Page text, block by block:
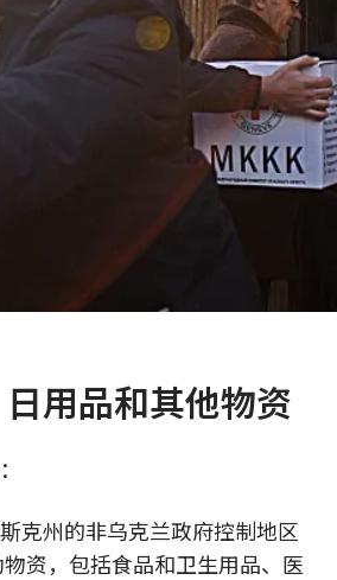
用品和其他物资
克州的非乌克兰政府控制地区
资，包括食品和卫生用品、医